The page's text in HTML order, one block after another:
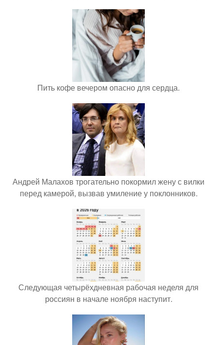
Пить кофе вечером опасно для сердца.
Андрей Малахов трогательно покормил жену с вилки
перед камерой, вызвав умиление у поклонников.
Следующая четырёхдневная рабочая неделя для
россиян в начале ноября наступит.